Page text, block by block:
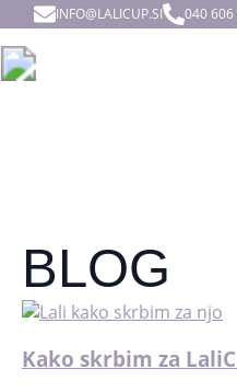
INFO@LALICUP.SI 040 606
BLOG
Kako skrbim za